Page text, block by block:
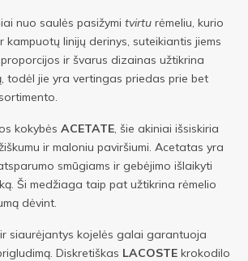
nuo saulės pasižymi tvirtu rėmeliu, kurio
kampuotų linijų derinys, suteikiantis jiems
proporcijos ir švarus dizainas užtikrina
todėl jie yra vertingas priedas prie bet
kokybės ACETATE, šie akiniai išsiskiria
ir maloniu paviršiumi. Acetatas yra
smūgiams ir gebėjimo išlaikyti
Ši medžiaga taip pat užtikrina rėmelio
dėvint.
siaurėjantys kojelės galai garantuoja
Diskretiškas LACOSTE krokodilo